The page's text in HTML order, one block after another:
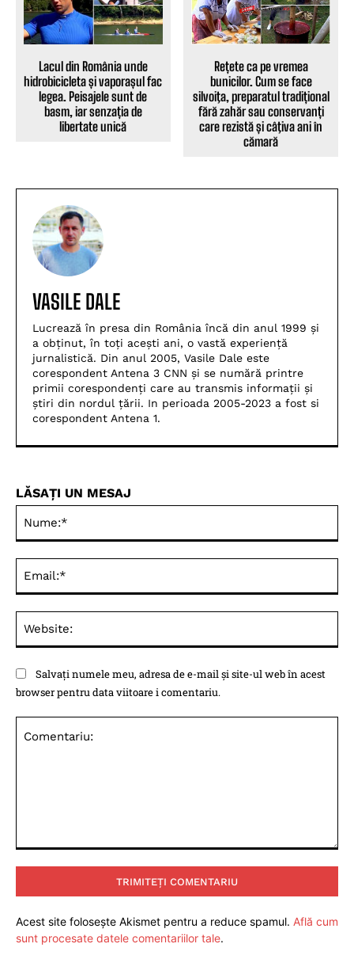
Lacul din România unde
hidrobicicleta și vaporașul fac
legea. Peisajele sunt de
basm, iar senzația de
libertate unică
Rețete ca pe vremea
bunicilor. Cum se face
silvoiţa, preparatul tradițional
fără zahăr sau conservanți
care rezistă și câţiva ani în
cămară
VASILE DALE
Lucrează în presa din România încă din anul 1999 și
a obținut, în toți acești ani, o vastă experiență
jurnalistică. Din anul 2005, Vasile Dale este
corespondent Antena 3 CNN și se numără printre
primii corespondenți care au transmis informații și
știri din nordul țării. In perioada 2005-2023 a fost si
corespondent Antena 1.
LĂSAȚI UN MESAJ
Salvați numele meu, adresa de e-mail și site-ul web în acest
browser pentru data viitoare i comentariu.
Acest site folosește Akismet pentru a reduce spamul. Află cum
sunt procesate datele comentariilor tale.